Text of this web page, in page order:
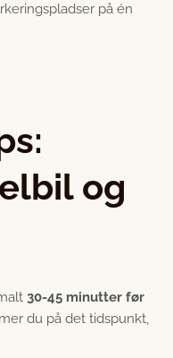
på én
og
30-45 minutter før
du på det tidspunkt,